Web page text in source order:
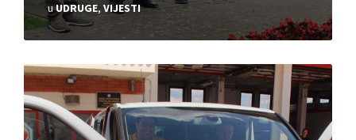
uUDRUGE, VIJESTI
Pročitajte
više